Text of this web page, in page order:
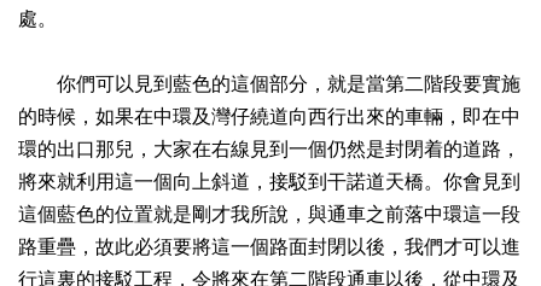
處。
你們可以見到藍色的這個部分，就是當第二階段要實施
的時候，如果在中環及灣仔繞道向西行出來的車輛，即在中
環的出口那兒，大家在右線見到一個仍然是封閉着的道路，
將來就利用這一個向上斜道，接駁到干諾道天橋。你會見到
這個藍色的位置就是剛才我所說，與通車之前落中環這一段
路重疊，故此必須要將這一個路面封閉以後，我們才可以進
行這裏的接駁工程，令將來在第二階段通車以後，從中環及